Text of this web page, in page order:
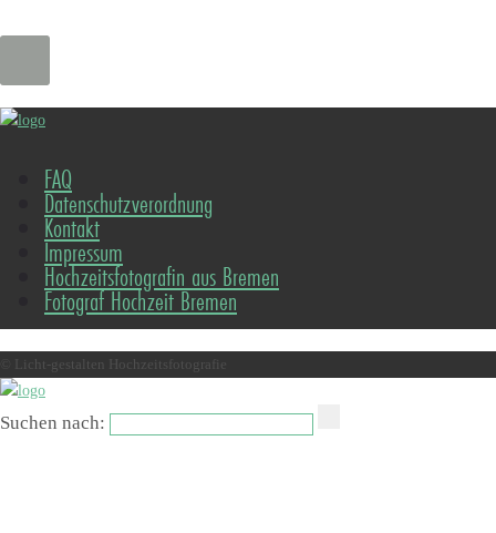
FAQ
Datenschutzverordnung
Kontakt
Impressum
Hochzeitsfotografin aus Bremen
Fotograf Hochzeit Bremen
© Licht-gestalten Hochzeitsfotografie
Suchen nach: